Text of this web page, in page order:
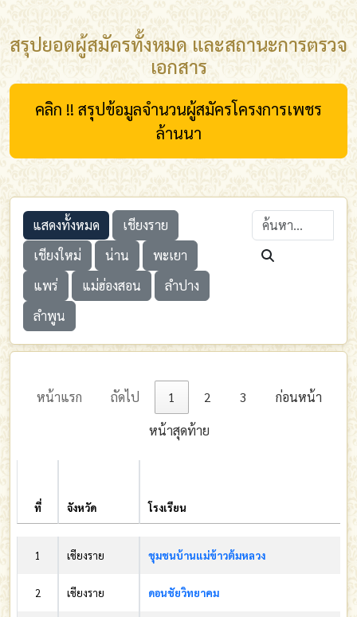
สรุปยอดผู้สมัครทั้งหมด และสถานะการตรวจ
เอกสาร
คลิก !! สรุปข้อมูลจำนวนผู้สมัครโครงการเพชร
ล้านนา
แสดงทั้งหมด
เชียงราย
เชียงใหม่
น่าน
พะเยา
แพร่
แม่ฮ่องสอน
ลำปาง
ลำพูน
หน้าแรก ถัดไป 1 2 3
ก่อนหน้า
หน้าสุดท้าย
ที่ จังหวัด โรงเรียน
1
เชียงราย ชุมชนบ้านแม่ข้าวต้มหลวง
2 เชียงราย ดอนชัยวิทยาคม